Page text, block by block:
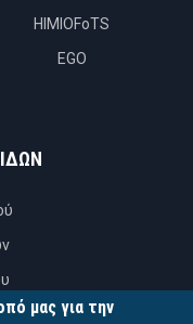
HIMIOFoTS
EGO
μας για την